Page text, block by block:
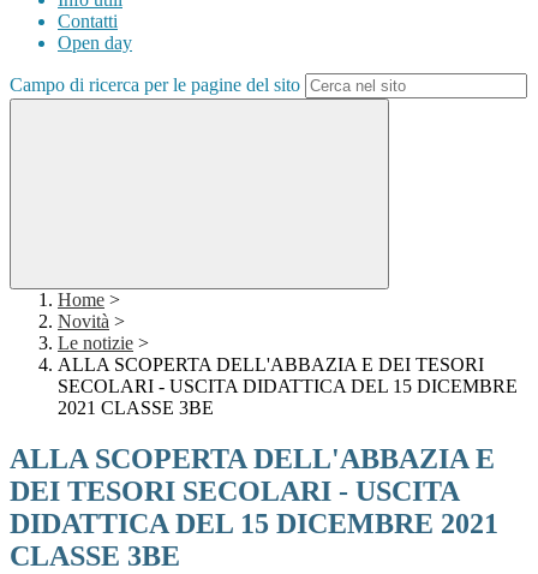
Contatti
Open day
Campo di ricerca per le pagine del sito
Home >
Novità >
Le notizie >
ALLA SCOPERTA DELL'ABBAZIA E DEI TESORI
SECOLARI - USCITA DIDATTICA DEL 15 DICEMBRE
2021 CLASSE 3BE
ALLA SCOPERTA DELL'ABBAZIA E
DEI TESORI SECOLARI - USCITA
DIDATTICA DEL 15 DICEMBRE 2021
CLASSE 3BE